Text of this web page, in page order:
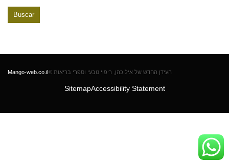
© העידן החדש של איל כהן, ריפוי טבעי וספרי בריאות Mango-web.co.il
SitemapAccessibility Statement